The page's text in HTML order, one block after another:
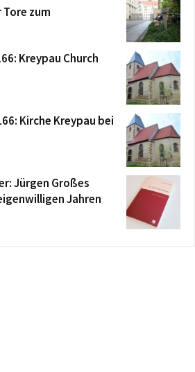
zum
Kreypau Church
Kirche Kreypau bei
Jürgen Großes
Jahren